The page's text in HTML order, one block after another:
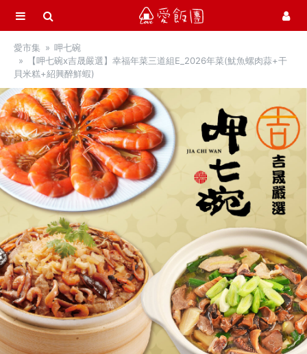
選單
首頁
最新飯團
Blog
會員服務
社群
愛飯團FB粉絲團
YouTube
Instagram
聯絡我們
愛市集
呷七碗
【呷七碗x吉晟嚴選】幸福年菜三道組E_2026年菜(魷魚螺肉蒜+干
貝米糕+紹興醉鮮蝦)